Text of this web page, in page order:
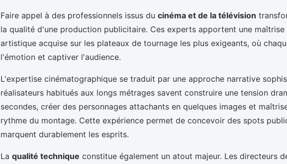
Faire appel à des professionnels issus du cinéma et de la télévision
la qualité d'une production publicitaire. Ces experts apportent une maîtrise
artistique acquise sur les plateaux de tournage les plus exigeants, où
l'émotion et captiver l'audience.
L'expertise cinématographique se traduit par une approche narrative
réalisateurs habitués aux longs métrages savent construire une tension
secondes, créer des personnages attachants en quelques images et
rythme du montage. Cette expérience permet de concevoir des spots
marquent durablement les esprits.
La qualité technique constitue également un atout majeur. Les directeurs